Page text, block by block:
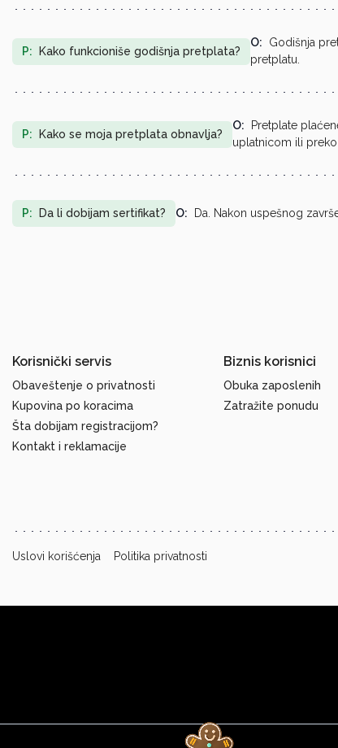
P: Kako funkcioniše godišnja pretplata?
O:
Godišnja
pretplatu.
P: Kako se moja pretplata obnavlja?
O:
Pretplate
uplatnicom ili
P: Da li dobijam sertifikat? O: Da. Nakon uspešnog
Korisnički servis
Obaveštenje o privatnosti
Kupovina po koracima
Šta dobijam registracijom?
Kontakt i reklamacije
Biznis korisnici
Obuka zaposlenih
Zatražite ponudu
Uslovi korišćenja Politika privatnosti